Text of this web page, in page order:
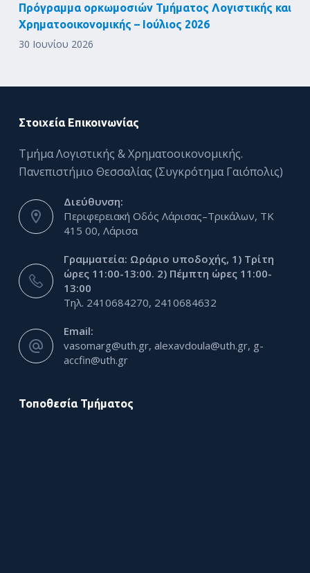
Πρόγραμμα ορκωμοσιών Τμήματος Λογιστικής και
Χρηματοοικονομικής – Ιούλιος 2026
30 Ιουνίου 2026
Στοιχεία Επικοινωνίας
Τμήμα Λογιστικής & Χρηματοοικονομικής.
Πανεπιστήμιο Θεσσαλίας (Συγκρότημα Γαιόπολις)
Διεύθυνση:
Περιφερειακή Οδός Λάρισας–Τρικάλων, ΤΚ
415 00, Λάρισα
Γραμματεία: Ωράριο υποδοχής, 1) Τρίτη
ώρες 11:00-13:00. 2) Πέμπτη ώρες 11:00-
13:00
Τηλ. 2410684270, 2410684632
Email:
vasomarg@uth.gr, alexavdoula@uth.gr, g-
accfin@uth.gr
Τοποθεσία Τμήματος